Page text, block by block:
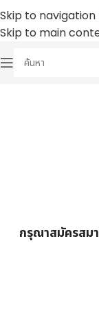
Skip to navigation
Skip to main
กรุณาสมัครสม